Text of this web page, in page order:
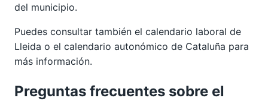
del municipio.
Puedes consultar también el calendario laboral de
Lleida o el calendario autonómico de Cataluña para
más información.
Preguntas frecuentes sobre el